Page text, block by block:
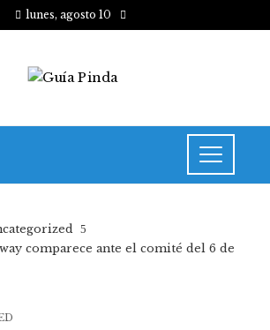
lunes, agosto 10
comparece ante el comité del 6 de